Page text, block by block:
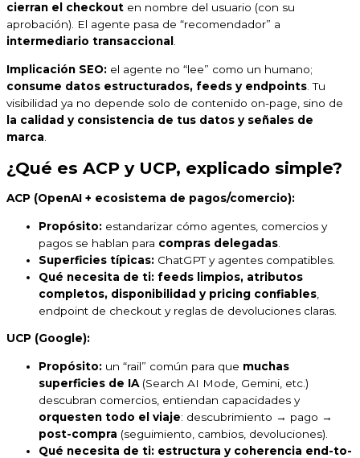
cierran el checkout en nombre del usuario (con su
aprobación). El agente pasa de “recomendador” a
intermediario transaccional
Implicación SEO: el agente no “lee” como un humano;
consume datos estructurados, feeds y endpoints . Tu
visibilidad ya no depende solo de contenido on-page, sino de
la calidad y consistencia de tus datos y señales de
marca
¿Qué es ACP y UCP, explicado simple?
ACP (OpenAI + ecosistema de pagos/comercio):
Propósito: estandarizar cómo agentes, comercios y
pagos se hablan para compras delegadas
Superficies típicas: ChatGPT y agentes compatibles.
Qué necesita de ti: feeds limpios, atributos
completos, disponibilidad y pricing confiables
endpoint de checkout y reglas de devoluciones claras.
UCP (Google):
Propósito: un “rail” común para que muchas
superficies de IA (Search AI Mode, Gemini, etc.)
descubran comercios, entiendan capacidades y
orquesten todo el viaje: descubrimiento → pago →
post-compra (seguimiento, cambios, devoluciones).
Qué necesita de ti: estructura y coherencia end-to-